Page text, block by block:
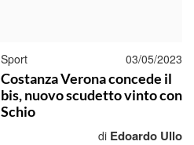
Sport 03/05/2023
Costanza Verona concede il
bis, nuovo scudetto vinto con
Schio
di Edoardo Ullo